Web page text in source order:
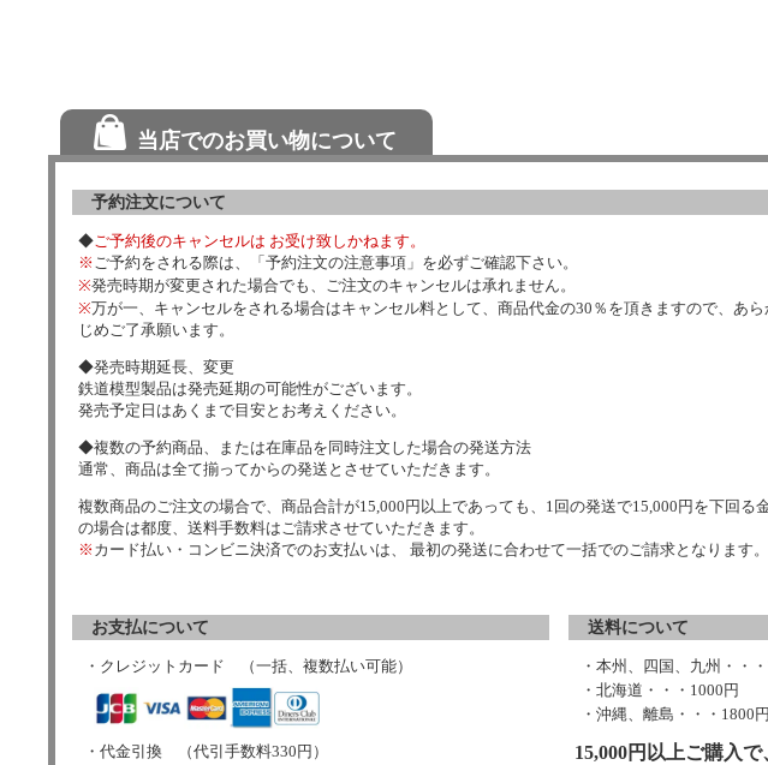
当店でのお買い物について
予約注文について
◆ご予約後のキャンセルは お受け致しかねます。
※ ご予約をされる際は、「予約注文の注意事項」を必ずご確認下さい。
※発売時期が変更された場合でも、ご注文のキャンセルは承れません。
※万が一、キャンセルをされる場合はキャンセル料として、商品代金の30％を頂きますので、あら
じめご了承願います。
◆発売時期延長、変更
鉄道模型製品は発売延期の可能性がございます。
発売予定日はあくまで目安とお考えください。
◆複数の予約商品、または在庫品を同時注文した場合の発送方法
通常、商品は全て揃ってからの発送とさせていただきます。
複数商品のご注文の場合で、商品合計が15,000円以上であっても、1回の発送で15,000円を下回る
の場合は都度、送料手数料はご請求させていただきます。
※ カード払い・コンビニ決済でのお支払いは、 最初の発送に合わせて一括でのご請求となります。
お支払について
・クレジットカード （一括、複数払い可能）
・代金引換 （代引手数料330円）
送料について
・本州、四国、九州・・
・北海道・・・1000円
・沖縄、離島・・・1800円
15,000円以上ご購入